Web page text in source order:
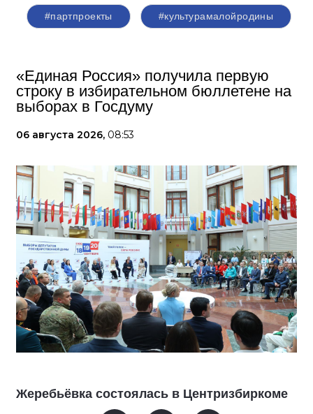
#партпроекты #культурамалойродины
«Единая Россия» получила первую
строку в избирательном бюллетене на
выборах в Госдуму
06 августа 2026, 08:53
Жеребьёвка состоялась в Центризбиркоме